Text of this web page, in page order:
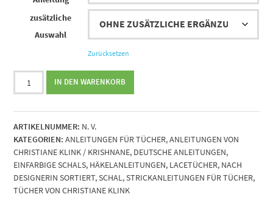
zusätzliche
Auswahl
Zurücksetzen
Queen
von
Christiane
Klink
/
Krishnane
Menge
IN DEN WARENKORB
ARTIKELNUMMER: N. V.
KATEGORIEN: ANLEITUNGEN FÜR TÜCHER,ANLEITUNGEN VON
CHRISTIANE KLINK / KRISHNANE, DEUTSCHE ANLEITUNGEN,
EINFARBIGE SCHALS, HÄKELANLEITUNGEN, LACETÜCHER, NACH
DESIGNERIN SORTIERT,SCHAL,STRICKANLEITUNGEN FÜR TÜCHER,
TÜCHER VON CHRISTIANE KLINK